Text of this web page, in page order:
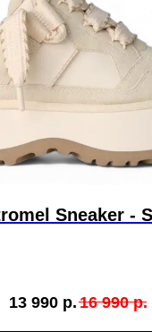
Sneaker -
13 990 р.16 990 р.